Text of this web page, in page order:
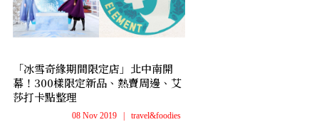
「冰雪奇緣期間限定店」北中南開
幕！300樣限定新品、熱賣周邊、艾
莎打卡點整理
08 Nov 2019 travel&foodies